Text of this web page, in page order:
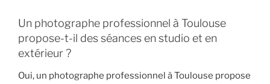
Un photographe professionnel à Toulouse
propose-t-il des séances en studio et en
extérieur ?
Oui, un photographe professionnel à Toulouse propose